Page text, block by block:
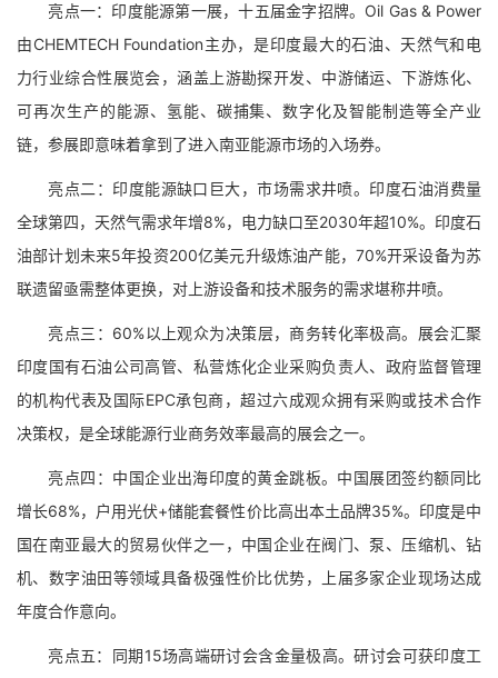
亮点一：印度能源第一展，十五届金字招牌。Oil Gas & Power
由CHEMTECH Foundation主办，是印度最大的石油、天然气和电
力行业综合性展览会，涵盖上游勘探开发、中游储运、下游炼化、
可再次生产的能源、氢能、碳捕集、数字化及智能制造等全产业
链，参展即意味着拿到了进入南亚能源市场的入场券。
亮点二：印度能源缺口巨大，市场需求井喷。印度石油消费量
全球第四，天然气需求年增8%，电力缺口至2030年超10%。印度石
油部计划未来5年投资200亿美元升级炼油产能，70%开采设备为苏
联遗留亟需整体更换，对上游设备和技术服务的需求堪称井喷。
亮点三：60%以上观众为决策层，商务转化率极高。展会汇聚
印度国有石油公司高管、私营炼化企业采购负责人、政府监督管理
的机构代表及国际EPC承包商，超过六成观众拥有采购或技术合作
决策权，是全球能源行业商务效率最高的展会之一。
亮点四：中国企业出海印度的黄金跳板。中国展团签约额同比
增长68%，户用光伏+储能套餐性价比高出本土品牌35%。印度是中
国在南亚最大的贸易伙伴之一，中国企业在阀门、泵、压缩机、钻
机、数字油田等领域具备极强性价比优势，上届多家企业现场达成
年度合作意向。
亮点五：同期15场高端研讨会含金量极高。研讨会可获印度工